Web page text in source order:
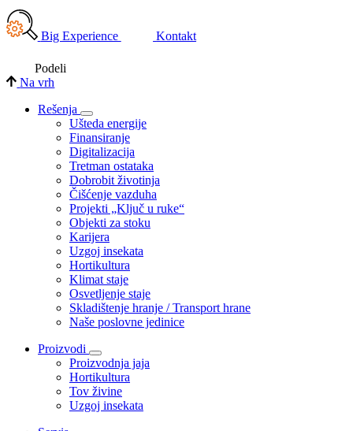
Big Experience Kontakt
Podeli
Na vrh
Rešenja
Ušteda energije
Finansiranje
Digitalizacija
Tretman ostataka
Dobrobit životinja
Čišćenje vazduha
Projekti „Ključ u ruke“
Objekti za stoku
Karijera
Uzgoj insekata
Hortikultura
Klimat staje
Osvetljenje staje
Skladištenje hranje / Transport hrane
Naše poslovne jedinice
Proizvodi
Proizvodnja jaja
Hortikultura
Tov živine
Uzgoj insekata